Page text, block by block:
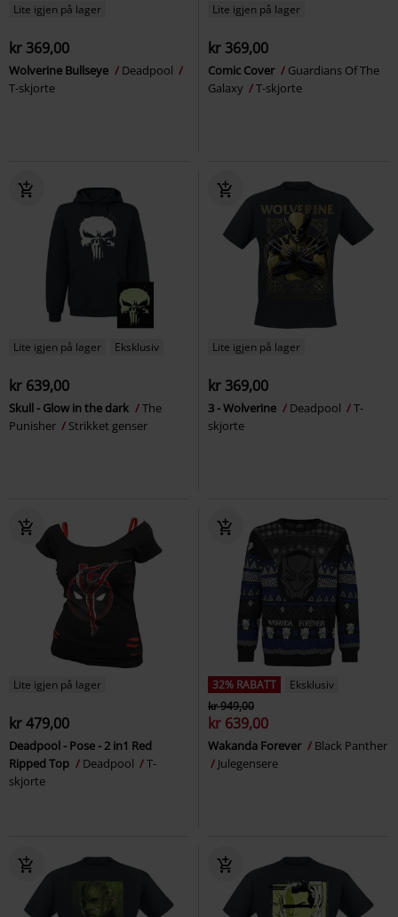
Lite igjen på lager
kr 369,00
Wolverine Bullseye
Deadpool
T-skjorte
Lite igjen på lager
kr 369,00
Comic Cover
Guardians Of The
Galaxy
T-skjorte
Lite igjen på lager Eksklusiv
kr 639,00
Skull - Glow in the dark
The
Punisher
Strikket genser
Lite igjen på lager
kr 369,00
3 - Wolverine Deadpool
T-
skjorte
Lite igjen på lager
kr 479,00
Deadpool - Pose - 2 in1 Red
Ripped Top
Deadpool
T-
skjorte
32% RABATT
Eksklusiv
kr 949,00
kr 639,00
Wakanda Forever
Black Panther
Julegensere